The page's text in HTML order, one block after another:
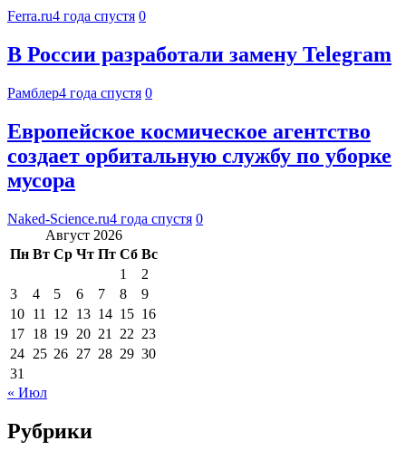
Ferra.ru4 года спустя 0
В России разработали замену Telegram
Рамблер4 года спустя 0
Европейское космическое агентство
создает орбитальную службу по уборке
мусора
Naked-Science.ru4 года спустя 0
Август 2026
Пн Вт Ср Чт Пт Сб Вс
1
2
3
4 5 6 7 8
9
10 11 12 13 14 15 16
17 18 19 20 21 22 23
24 25 26 27 28 29 30
31
« Июл
Рубрики